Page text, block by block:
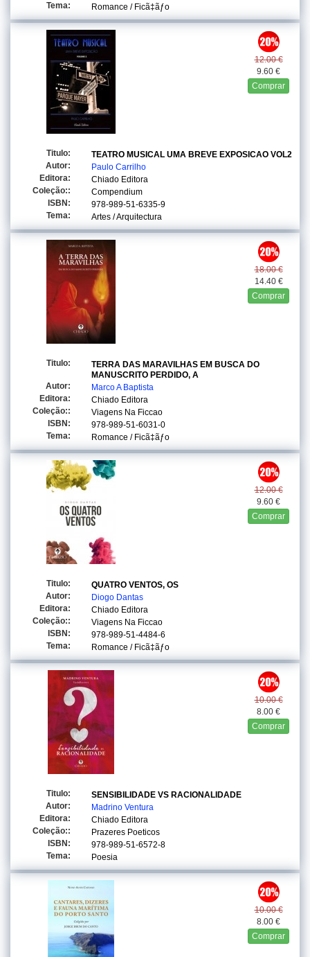
Tema:
Romance / Ficã‡ãƒo
12.00 €
9.60 €
Comprar
Titulo:
TEATRO MUSICAL UMA BREVE EXPOSICAO VOL2
Autor:
Paulo Carrilho
Editora:
Chiado Editora
Coleção::
Compendium
ISBN:
978-989-51-6335-9
Tema:
Artes / Arquitectura
18.00 €
14.40 €
Comprar
Titulo:
TERRA DAS MARAVILHAS EM BUSCA DO
MANUSCRITO PERDIDO, A
Autor:
Marco A Baptista
Editora:
Chiado Editora
Coleção::
Viagens Na Ficcao
ISBN:
978-989-51-6031-0
Tema:
Romance / Ficã‡ãƒo
12.00 €
9.60 €
Comprar
Titulo:
QUATRO VENTOS, OS
Autor:
Diogo Dantas
Editora:
Chiado Editora
Coleção::
Viagens Na Ficcao
ISBN:
978-989-51-4484-6
Tema:
Romance / Ficã‡ãƒo
10.00 €
8.00 €
Comprar
Titulo:
SENSIBILIDADE VS RACIONALIDADE
Autor:
Madrino Ventura
Editora:
Chiado Editora
Coleção::
Prazeres Poeticos
ISBN:
978-989-51-6572-8
Tema:
Poesia
10.00 €
8.00 €
Comprar